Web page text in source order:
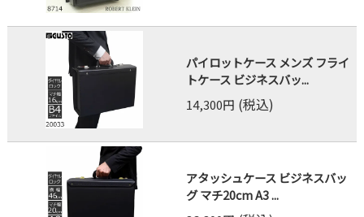
パイロットケース メンズ フライ
トケース ビジネスバッ...
14,300円 (税込)
アタッシュケース ビジネスバッ
グ マチ20cm A3 ...